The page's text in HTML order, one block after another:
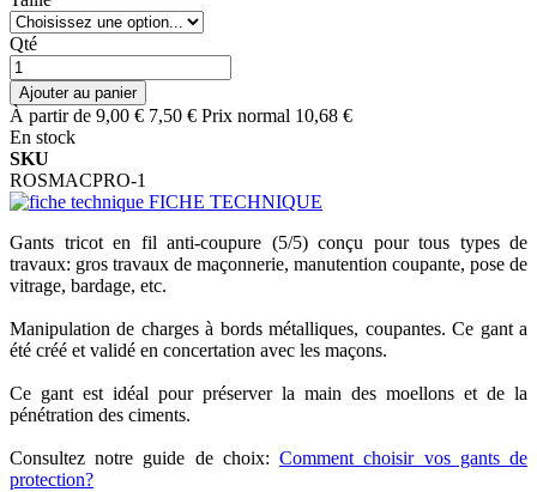
Qté
Ajouter au panier
À partir de 9,00 € 7,50 € Prix normal 10,68 €
En stock
SKU
ROSMACPRO-1
FICHE TECHNIQUE
Gants tricot en fil anti-coupure (5/5) conçu pour tous types de
travaux: gros travaux de maçonnerie, manutention coupante, pose de
vitrage, bardage, etc.
Manipulation de charges à bords métalliques, coupantes. Ce gant a
été créé et validé en concertation avec les maçons.
Ce gant est idéal pour préserver la main des moellons et de la
pénétration des ciments.
Consultez notre guide de choix:Comment choisir vos gants de
protection?